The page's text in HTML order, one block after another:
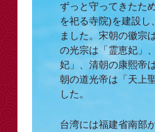
ずっと守ってきたた
を祀る寺院)を建設し
ました。宋朝の徽宗
の光宗は「霊恵妃」
妃」、清朝の康熙帝
朝の道光帝は「天上
した。
台湾には福建省南部